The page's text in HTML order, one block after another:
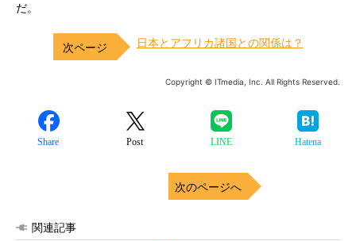
だ。
日本とアフリカ諸国との関係は？
Copyright © ITmedia, Inc. All Rights Reserved.
Share Post LINE Hatena
次のページへ
関連記事